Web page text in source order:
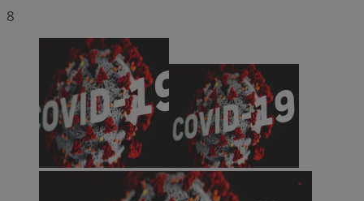
8